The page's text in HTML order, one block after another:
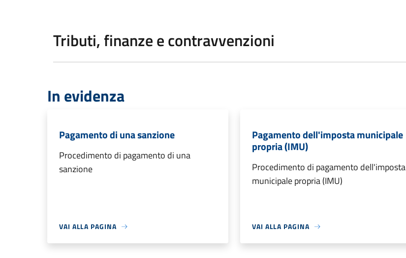
Tributi, finanze e contravvenzioni
In evidenza
Pagamento di una sanzione
Procedimento di pagamento di una
sanzione
VAI ALLA PAGINA
Pagamento dell'imposta municipale
propria (IMU)
Procedimento di pagamento dell'imposta
municipale propria (IMU)
VAI ALLA PAGINA